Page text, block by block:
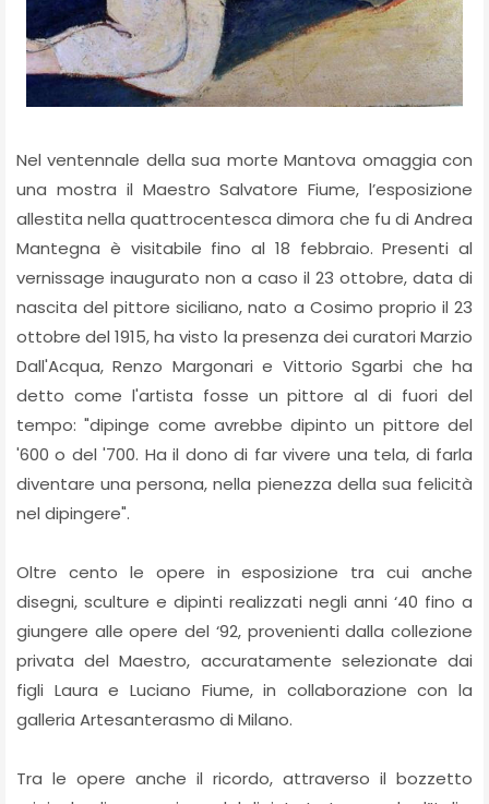
Nel ventennale della sua morte Mantova omaggia con
una mostra il Maestro Salvatore Fiume, l’esposizione
allestita nella quattrocentesca dimora che fu di Andrea
Mantegna è visitabile fino al 18 febbraio. Presenti al
vernissage inaugurato non a caso il 23 ottobre, data di
nascita del pittore siciliano, nato a Cosimo proprio il 23
ottobre del 1915, ha visto la presenza dei curatori Marzio
Dall'Acqua, Renzo Margonari e Vittorio Sgarbi che ha
detto come l'artista fosse un pittore al di fuori del
tempo: "dipinge come avrebbe dipinto un pittore del
'600 o del '700. Ha il dono di far vivere una tela, di farla
diventare una persona, nella pienezza della sua felicità
nel dipingere".
Oltre cento le opere in esposizione tra cui anche
disegni, sculture e dipinti realizzati negli anni ‘40 fino a
giungere alle opere del ‘92, provenienti dalla collezione
privata del Maestro, accuratamente selezionate dai
figli Laura e Luciano Fiume, in collaborazione con la
galleria Artesanterasmo di Milano.
Tra le opere anche il ricordo, attraverso il bozzetto